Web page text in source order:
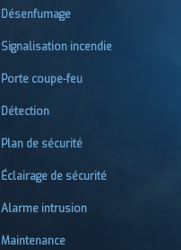
Désenfumage
Signalisation incendie
Porte coupe-feu
Détection
Plan de sécurité
Éclairage de sécurité
Alarme intrusion
Maintenance